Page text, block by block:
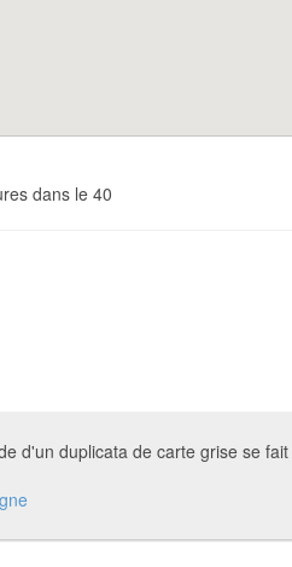
dans le 40
d'un duplicata de carte grise se